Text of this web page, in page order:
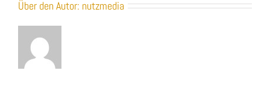
Über den Autor: nutzmedia